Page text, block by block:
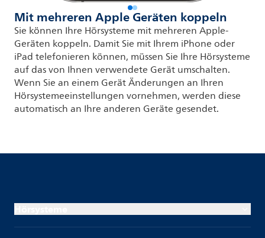
Mit mehreren Apple Geräten koppeln
Sie können Ihre Hörsysteme mit mehreren Apple-
Geräten koppeln. Damit Sie mit Ihrem iPhone oder
iPad telefonieren können, müssen Sie Ihre Hörsysteme
auf das von Ihnen verwendete Gerät umschalten.
Wenn Sie an einem Gerät Änderungen an Ihren
Hörsystemeeinstellungen vornehmen, werden diese
automatisch an Ihre anderen Geräte gesendet.